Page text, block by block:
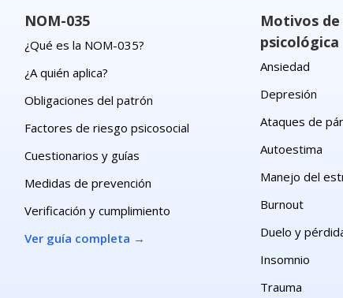
NOM-035
¿Qué es la NOM-035?
¿A quién aplica?
Obligaciones del patrón
Factores de riesgo psicosocial
Cuestionarios y guías
Medidas de prevención
Verificación y cumplimiento
Ver guía completa →
Motivos
psicológica
Ansiedad
Depresión
Ataques de
Autoestima
Manejo del
Burnout
Duelo y
Insomnio
Trauma